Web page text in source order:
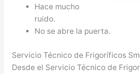
Hace mucho
ruido.
No se abre la puerta.
Servicio Técnico de Frigoríficos
Desde el Servicio Técnico de